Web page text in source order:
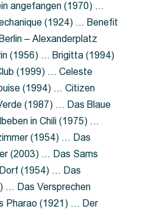
angefangen (1970) …
(1924) … Benefit
– Alexanderplatz
(1956) … Brigitta (1994)
(1999) … Celeste
(1994) … Citizen
(1987) … Das Blaue
in Chili (1975) …
(1954) … Das
(2003) … Das Sams
(1954) … Das
… Das Versprechen
Pharao (1921) … Der